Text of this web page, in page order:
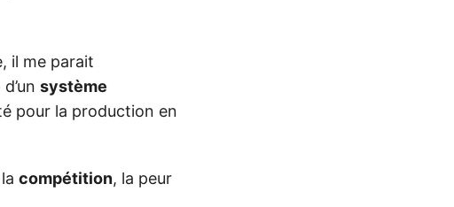
il me parait
d’un système
pour la production en
compétition, la peur